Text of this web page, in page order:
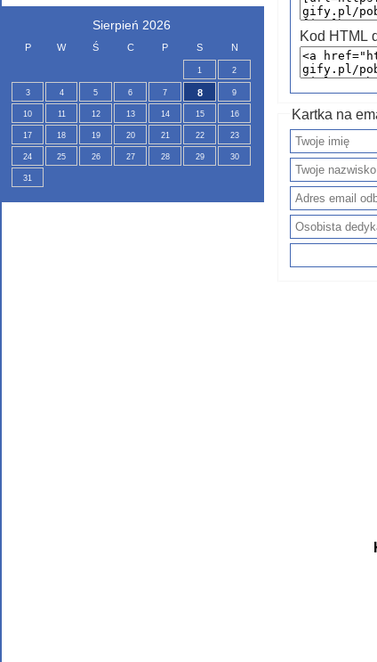
Sierpień 2026
P W Ś C P S N
1 2
3 4 5 6 7 8 9
10 11 12 13 14 15 16
17 18 19 20 21 22 23
24 25 26 27 28 29 30
31
Kod HTML
Kartka na